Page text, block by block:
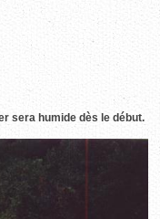
sera humide dès le début.